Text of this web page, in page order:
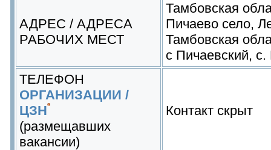
АДРЕС / АДРЕСА
РАБОЧИХ МЕСТ
Тамбовская
Пичаево село,
Тамбовская
с Пичаевский,
ТЕЛЕФОН
ОРГАНИЗАЦИИ /
ЦЗН
(размещавших
вакансии)
Контакт скрыт